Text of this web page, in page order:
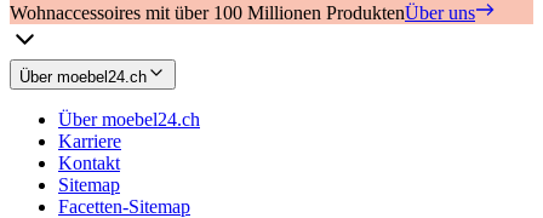
Wohnaccessoires mit über 100 Millionen ProduktenÜber uns
Über moebel24.ch
Über moebel24.ch
Karriere
Kontakt
Sitemap
Facetten-Sitemap